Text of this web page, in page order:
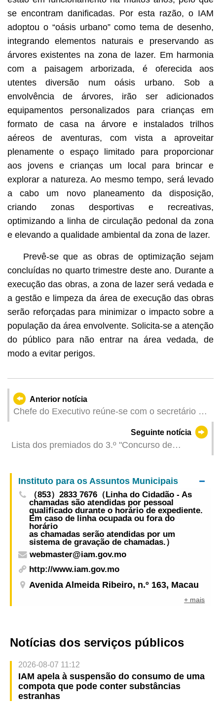
se encontram danificadas. Por esta razão, o IAM
adoptou o “oásis urbano” como tema de desenho,
integrando elementos naturais e preservando as
árvores existentes na zona de lazer. Em harmonia
com a paisagem arborizada, é oferecida aos
utentes diversão num oásis urbano. Sob a
envolvência de árvores, irão ser adicionados
equipamentos personalizados para crianças em
formato de casa na árvore e instalados trilhos
aéreos de aventuras, com vista a aproveitar
plenamente o espaço limitado para proporcionar
aos jovens e crianças um local para brincar e
explorar a natureza. Ao mesmo tempo, será levado
a cabo um novo planeamento da disposição,
criando zonas desportivas e recreativas,
optimizando a linha de circulação pedonal da zona
e elevando a qualidade ambiental da zona de lazer.
Prevê-se que as obras de optimização sejam
concluídas no quarto trimestre deste ano. Durante a
execução das obras, a zona de lazer será vedada e
a gestão e limpeza da área de execução das obras
serão reforçadas para minimizar o impacto sobre a
população da área envolvente. Solicita-se a atenção
do público para não entrar na área vedada, de
modo a evitar perigos.
Anterior notícia
Chefe do Executivo reúne-se com o secretário do
Seguinte notícia
Lista dos premiados do 3.º "Concurso de
Instituto para os Assuntos Municipais
（853）2833 7676（Linha do Cidadão - As
chamadas são atendidas por pessoal
qualificado durante o horário de expediente.
Em caso de linha ocupada ou fora do
horário
as chamadas serão atendidas por um
sistema de gravação de chamadas.）
webmaster@iam.gov.mo
http://www.iam.gov.mo
Avenida Almeida Ribeiro, n.º 163, Macau
+ mais
Notícias dos serviços públicos
2026-08-07 11:12
IAM apela à suspensão do consumo de uma
compota que pode conter substâncias
estranhas